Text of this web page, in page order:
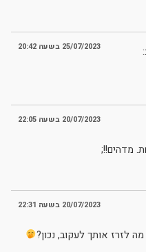
25/07/2023 בשעה 20:42
20/07/2023 בשעה 22:05
20/07/2023 בשעה 22:31
לזרז אותך לעקוב, נכון?